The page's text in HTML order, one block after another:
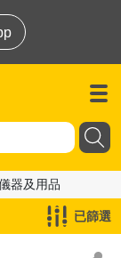
器及用品
已篩選